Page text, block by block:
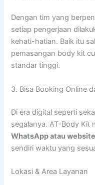
Dengan tim yang
setiap pengerjaan
kehati-hatian. Baik itu
pemasangan body kit
standar tinggi.
3. Bisa Booking Online
Di era digital seperti
segalanya. AT-Body Kit
WhatsApp atau website
sendiri waktu yang
Lokasi & Area Layanan